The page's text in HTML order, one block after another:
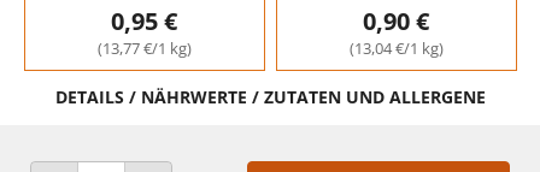
0,95 €
(13,77 €/1 kg)
0,90 €
(13,04 €/1 kg)
DETAILS / NÄHRWERTE / ZUTATEN UND ALLERGENE